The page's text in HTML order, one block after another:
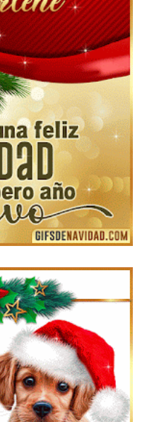
Nuevo Bianca